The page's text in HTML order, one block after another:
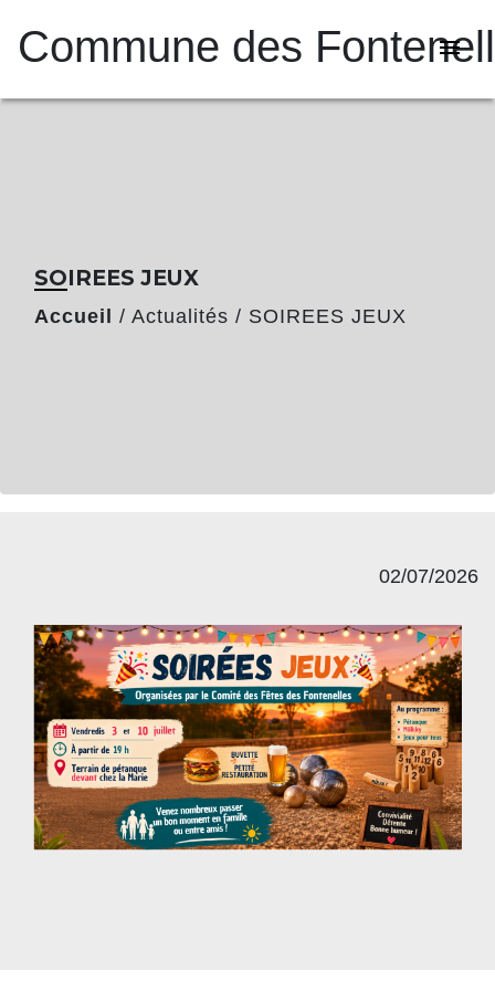
Commune des menu
SOIREES JEUX
Accueil / Actualités / SOIREES JEUX
02/07/2026